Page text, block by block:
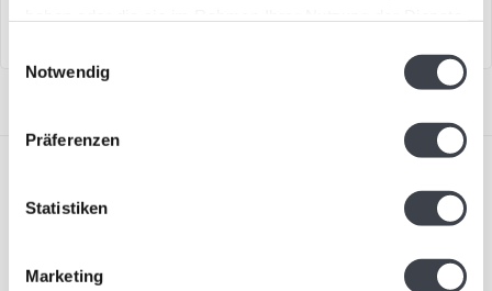
Notwendig
Präferenzen
Statistiken
Marketing